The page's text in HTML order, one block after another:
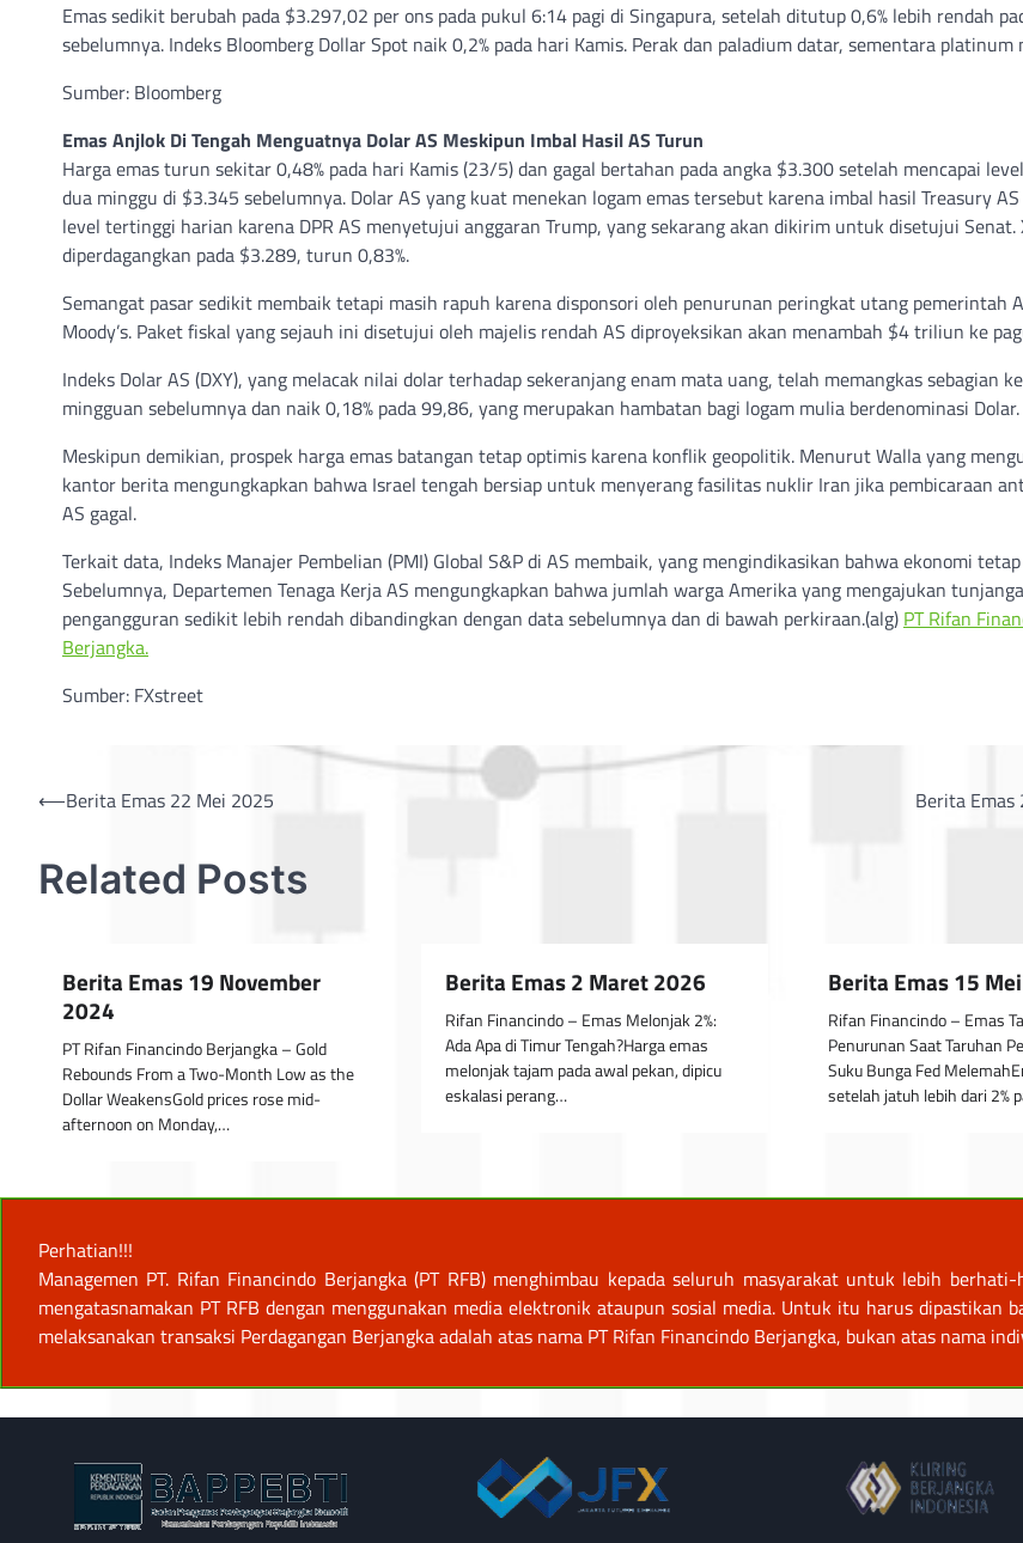
Emas sedikit berubah pada $3.297,02 per ons pada pukul 6:14 pagi di Singapura, setelah ditutup 0,6% lebih rendah
sebelumnya. Indeks Bloomberg Dollar Spot naik 0,2% pada hari Kamis. Perak dan paladium datar, sementara platinum
Sumber: Bloomberg
Emas Anjlok Di Tengah Menguatnya Dolar AS Meskipun Imbal Hasil AS Turun
Harga emas turun sekitar 0,48% pada hari Kamis (23/5) dan gagal bertahan pada angka $3.300 setelah mencapai
dua minggu di $3.345 sebelumnya. Dolar AS yang kuat menekan logam emas tersebut karena imbal hasil Treasury
level tertinggi harian karena DPR AS menyetujui anggaran Trump, yang sekarang akan dikirim untuk disetujui Senat.
diperdagangkan pada $3.289, turun 0,83%.
Semangat pasar sedikit membaik tetapi masih rapuh karena disponsori oleh penurunan peringkat utang pemerintah
Moody’s. Paket fiskal yang sejauh ini disetujui oleh majelis rendah AS diproyeksikan akan menambah $4 triliun ke
Indeks Dolar AS (DXY), yang melacak nilai dolar terhadap sekeranjang enam mata uang, telah memangkas sebagian
mingguan sebelumnya dan naik 0,18% pada 99,86, yang merupakan hambatan bagi logam mulia berdenominasi Dolar.
Meskipun demikian, prospek harga emas batangan tetap optimis karena konflik geopolitik. Menurut Walla yang
kantor berita mengungkapkan bahwa Israel tengah bersiap untuk menyerang fasilitas nuklir Iran jika pembicaraan
AS gagal.
Terkait data, Indeks Manajer Pembelian (PMI) Global S&P di AS membaik, yang mengindikasikan bahwa ekonomi
Sebelumnya, Departemen Tenaga Kerja AS mengungkapkan bahwa jumlah warga Amerika yang mengajukan
pengangguran sedikit lebih rendah dibandingkan dengan data sebelumnya dan di bawah perkiraan.(alg) PT Rifan
Berjangka.
Sumber: FXstreet
Post
⟵Berita Emas 22 Mei 2025 Berita
Related Posts
Berita Emas 19 November
2024
PT Rifan Financindo Berjangka – Gold
Rebounds From a Two-Month Low as the
Dollar WeakensGold prices rose mid-
afternoon on Monday,…
Berita Emas 2 Maret 2026
Rifan Financindo – Emas Melonjak 2%:
Ada Apa di Timur Tengah?Harga emas
melonjak tajam pada awal pekan, dipicu
eskalasi perang…
Berita Emas 15
Rifan Financindo – Emas
Penurunan Saat Taruhan
Suku Bunga Fed
setelah jatuh lebih dari 2%
Perhatian!!!
Managemen PT. Rifan Financindo Berjangka (PT RFB) menghimbau kepada seluruh masyarakat untuk lebih
mengatasnamakan PT RFB dengan menggunakan media elektronik ataupun sosial media. Untuk itu harus
melaksanakan transaksi Perdagangan Berjangka adalah atas nama PT Rifan Financindo Berjangka, bukan atas nama